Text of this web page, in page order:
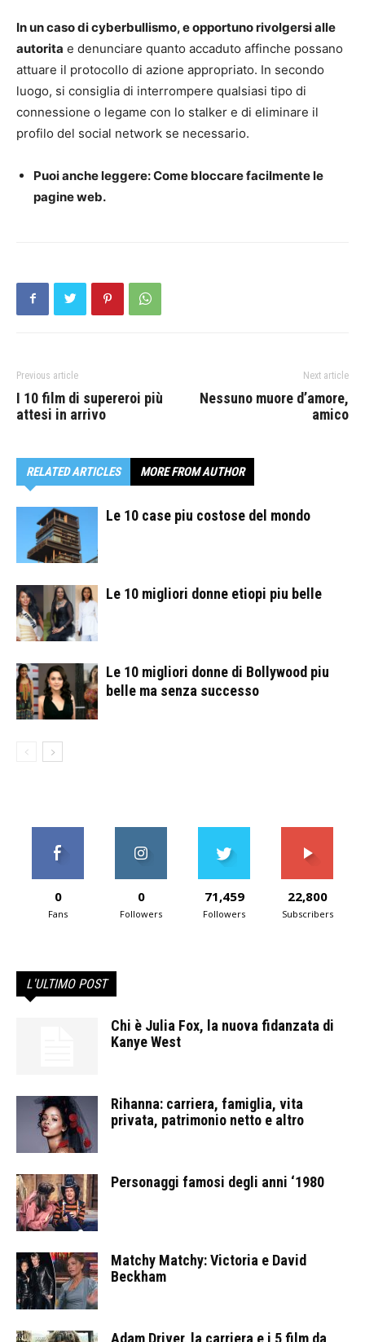
In un caso di cyberbullismo, e opportuno rivolgersi alle
autorita e denunciare quanto accaduto affinche possano
attuare il protocollo di azione appropriato. In secondo
luogo, si consiglia di interrompere qualsiasi tipo di
connessione o legame con lo stalker e di eliminare il
profilo del social network se necessario.
Puoi anche leggere: Come bloccare facilmente le
pagine web.
Previous article
I 10 film di supereroi più
attesi in arrivo
Next article
Nessuno muore d’amore,
amico
RELATED ARTICLES MORE FROM AUTHOR
Le 10 case piu costose del mondo
Le 10 migliori donne etiopi piu belle
Le 10 migliori donne di Bollywood piu
belle ma senza successo
0
Fans
0
Followers
71,459
Followers
22,800
Subscribers
L'ULTIMO POST
Chi è Julia Fox, la nuova fidanzata di
Kanye West
Rihanna: carriera, famiglia, vita
privata, patrimonio netto e altro
Personaggi famosi degli anni ‘1980
Matchy Matchy: Victoria e David
Beckham
Adam Driver, la carriera e i 5 film da